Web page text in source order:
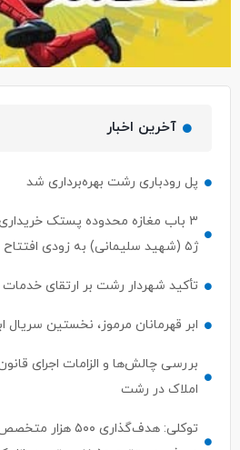
آخرین اخبار
پل رودباری رشت بهره‌برداری شد
۳ باب مغازه محدوده پستک
ژ۵ (شهید سلیمانی) به زودی افتتاح می‌شود
تأکید شهردار رشت بر ارتقای
ابر قهرمانان مرموز، نخستین سریال
بررسی چالش‌ها و الزامات اجرای
املاک در رشت
توکلی: هدف‌گذاری